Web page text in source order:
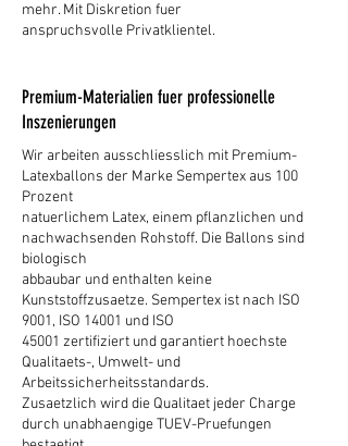
mehr. Mit Diskretion fuer
anspruchsvolle Privatklientel.
Premium-Materialien fuer professionelle
Inszenierungen
Wir arbeiten ausschliesslich mit Premium-
Latexballons der Marke Sempertex aus 100
Prozent
natuerlichem Latex, einem pflanzlichen und
nachwachsenden Rohstoff. Die Ballons sind
biologisch
abbaubar und enthalten keine
Kunststoffzusaetze. Sempertex ist nach ISO
9001, ISO 14001 und ISO
45001 zertifiziert und garantiert hoechste
Qualitaets-, Umwelt- und
Arbeitssicherheitsstandards.
Zusaetzlich wird die Qualitaet jeder Charge
durch unabhaengige TUEV-Pruefungen